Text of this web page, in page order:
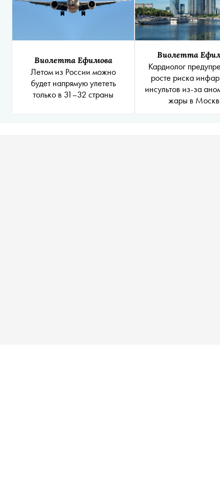
Виолетта Ефимова
Летом из России можно
будет напрямую улететь
только в 31–32 страны
Виолетта
Кардиолог
росте риска
инсультов из-за
жары в